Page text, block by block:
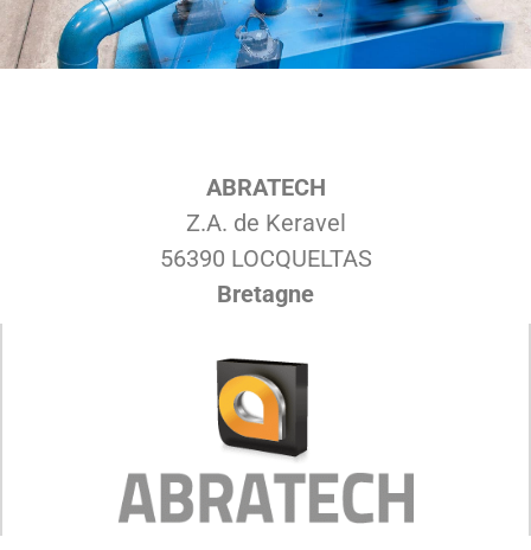
ABRATECH
Z.A. de Keravel
56390 LOCQUELTAS
Bretagne